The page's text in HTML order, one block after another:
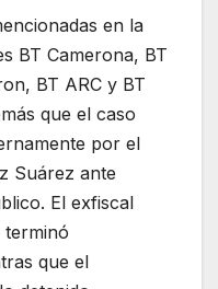
en la
BT Camerona, BT
BT ARC y BT
que el caso
por el
Suárez ante
El exfiscal
terminó
que el